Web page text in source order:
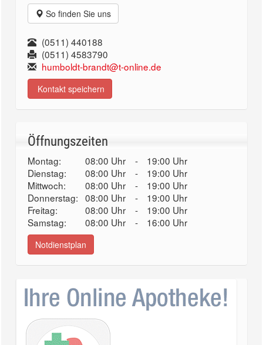
So finden Sie uns
(0511) 440188
(0511) 4583790
humboldt-brandt@t-online.de
Kontakt speichern
Öffnungszeiten
Montag: 08:00 Uhr -
19:00 Uhr
Dienstag:
08:00 Uhr -
19:00 Uhr
Mittwoch:
08:00 Uhr -
19:00 Uhr
Donnerstag: 08:00 Uhr -
19:00 Uhr
Freitag:
08:00 Uhr -
19:00 Uhr
Samstag:
08:00 Uhr - 16:00 Uhr
Notdienstplan